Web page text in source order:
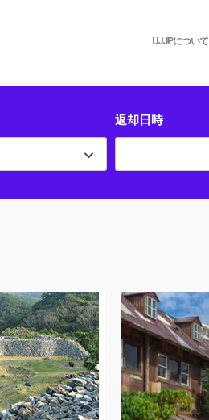
UJJPについて
返却日時